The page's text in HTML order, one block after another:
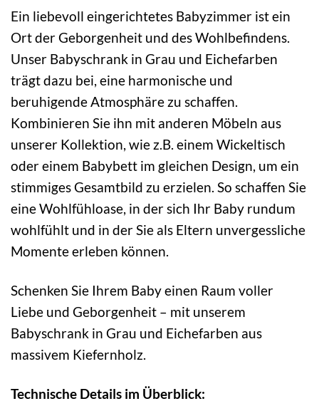
Ein liebevoll eingerichtetes Babyzimmer ist ein
Ort der Geborgenheit und des Wohlbefindens.
Unser Babyschrank in Grau und Eichefarben
trägt dazu bei, eine harmonische und
beruhigende Atmosphäre zu schaffen.
Kombinieren Sie ihn mit anderen Möbeln aus
unserer Kollektion, wie z.B. einem Wickeltisch
oder einem Babybett im gleichen Design, um ein
stimmiges Gesamtbild zu erzielen. So schaffen Sie
eine Wohlfühloase, in der sich Ihr Baby rundum
wohlfühlt und in der Sie als Eltern unvergessliche
Momente erleben können.
Schenken Sie Ihrem Baby einen Raum voller
Liebe und Geborgenheit – mit unserem
Babyschrank in Grau und Eichefarben aus
massivem Kiefernholz.
Technische Details im Überblick: